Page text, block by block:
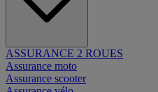
ASSURANCE 2 ROUES
Assurance moto
Assurance scooter